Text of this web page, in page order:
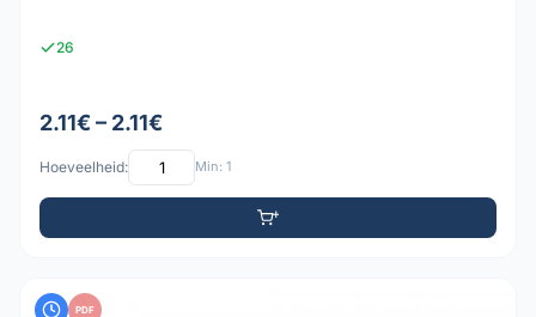
26
2.11€ – 2.11€
Hoeveelheid: Min: 1
PDF